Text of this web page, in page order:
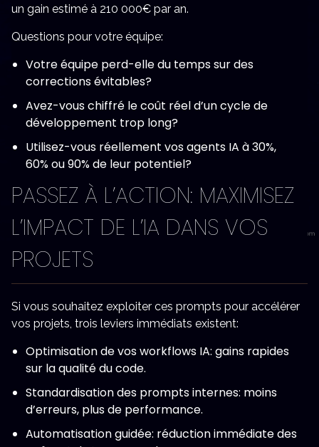
un gain estimé à 210 000€ par an.
Questions pour votre équipe:
Votre équipe perd-elle du temps sur des
corrections évitables?
Avez-vous chiffré le coût réel d’un cycle de
développement trop long?
Utilisez-vous réellement vos agents IA à 30%,
60% ou 90% de leur potentiel?
PASSEZ À L’ACTION: MAXIMISEZ
L’IMPACT DE L’IA DANS VOS
PROJETS
Si vous souhaitez exploiter ces prompts pour accélérer
vos projets, trois leviers immédiats existent:
Optimisation de vos workflows IA: gains rapides
sur la qualité du code.
Standardisation des prompts internes: moins
d’erreurs, plus de performance.
Automatisation guidée: réduction immédiate des